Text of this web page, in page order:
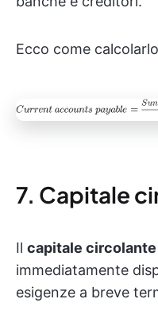
Ecco come
7. Capitale
Il capitale circolante
immediatamente
esigenze a breve